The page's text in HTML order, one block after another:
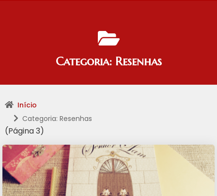
Categoria: Resenhas
Início
Categoria: Resenhas
(Página 3)